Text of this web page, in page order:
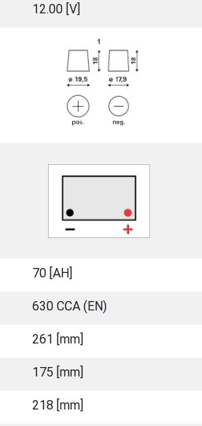
12.00 [V]
70 [ΑΗ]
630 CCA (EN)
261 [mm]
175 [mm]
218 [mm]